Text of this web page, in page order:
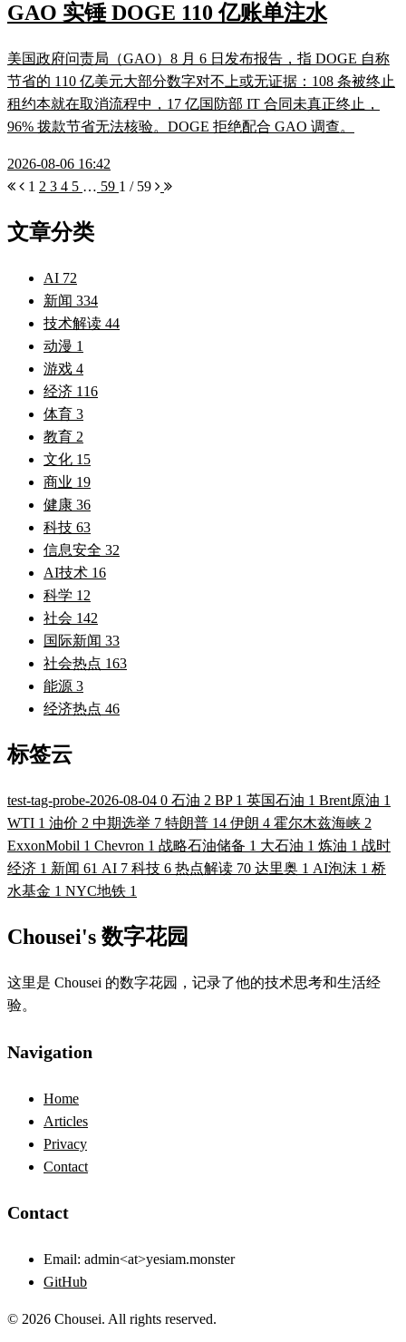
GAO 实锤 DOGE 110 亿账单注水
美国政府问责局（GAO）8 月 6 日发布报告，指 DOGE 自称
节省的 110 亿美元大部分数字对不上或无证据：108 条被终止
租约本就在取消流程中，17 亿国防部 IT 合同未真正终止，
96% 拨款节省无法核验。DOGE 拒绝配合 GAO 调查。
2026-08-06 16:42
1 2 3 4 5 … 59 1 / 59
文章分类
AI 72
新闻 334
技术解读 44
动漫 1
游戏 4
经济 116
体育 3
教育 2
文化 15
商业 19
健康 36
科技 63
信息安全 32
AI技术 16
科学 12
社会 142
国际新闻 33
社会热点 163
能源 3
经济热点 46
标签云
test-tag-probe-2026-08-04 0 石油 2 BP 1 英国石油 1 Brent原油 1
WTI 1 油价 2 中期选举 7 特朗普 14 伊朗 4 霍尔木兹海峡 2
ExxonMobil 1 Chevron 1 战略石油储备 1 大石油 1 炼油 1 战时
经济 1 新闻 61 AI 7 科技 6 热点解读 70 达里奥 1 AI泡沫 1 桥
水基金 1 NYC地铁 1
Chousei's 数字花园
这里是 Chousei 的数字花园，记录了他的技术思考和生活经
验。
Navigation
Home
Articles
Privacy
Contact
Contact
Email: admin<at>yesiam.monster
GitHub
© 2026 Chousei. All rights reserved.